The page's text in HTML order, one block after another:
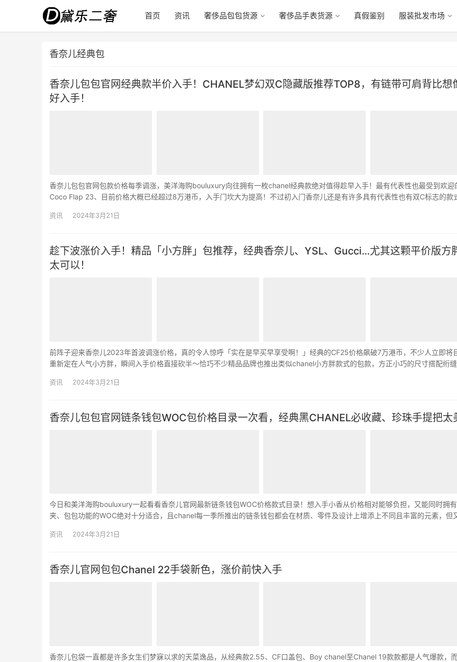
首页 资讯 奢侈品包包货源 奢侈品手表货源 真假鉴别 服装批发市场
香奈儿经典包
香奈儿包包官网经典款半价入手！CHANEL梦幻双C隐藏版推荐TOP8，有链带可肩背比想
好入手！
香奈儿包包官网包款价格每季调涨，美洋海购bouluxury向往拥有一枚chanel经典款绝对值得趁早入手！最有代表性也最受到欢迎
Coco Flap 23、目前价格大概已经超过8万港币，入手门坎大为提高！不过初入门香奈儿还是有许多具有代表性也有双C标志的款
资讯 2024年3月21日
趁下波涨价入手！精品「小方胖」包推荐，经典香奈儿、YSL、Gucci…尤其这颗平价版方
太可以！
前阵子迎来香奈儿2023年首波调涨价格，真的令人惊呼「实在是早买早享受啊！」经典的CF25价格飙破7万港币，不少人立即将
重新定在人气小方胖，瞬间入手价格直接砍半～恰巧不少精品品牌也推出类似chanel小方胖款式的包款，方正小巧的尺寸搭配绗缝
资讯 2024年3月21日
香奈儿包包官网链条钱包WOC包价格目录一次看，经典黑CHANEL必收藏、珍珠手提把太
今日和美洋海购bouluxury一起看看香奈儿官网最新链条钱包WOC价格款式目录！想入手小香从价格相对能够负担，又能同时拥
夹、包包功能的WOC绝对十分适合，且chanel每一季所推出的链条钱包都会在材质、零件及设计上增添上不同且丰富的元素，但
资讯 2024年3月21日
香奈儿官网包包Chanel 22手袋新色，涨价前快入手
香奈儿包袋一直都是许多女生们梦寐以求的天菜逸品，从经典款2.55、CF口盖包、Boy chanel至Chanel 19款款都是人气爆款，